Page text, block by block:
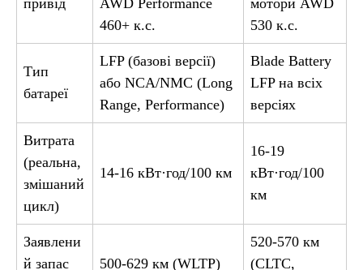
привід
AWD Performance
460+ к.с.
мотори AWD
530 к.с.
Тип
батареї
LFP (базові версії)
або NCA/NMC (Long
Range, Performance)
Blade Battery
LFP на всіх
версіях
Витрата
(реальна,
змішаний
цикл)
14-16 кВт·год/100 км
16-19
кВт·год/100
км
Заявлени
й запас
500-629 км (WLTP)
520-570 км
(CLTC,